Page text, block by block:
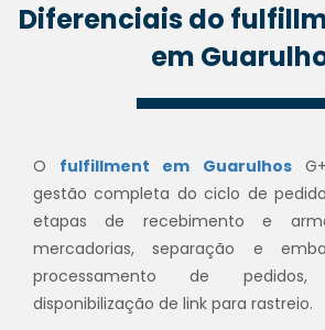
Diferenciais do
em
O fulfillment em Guarulhos
gestão completa do ciclo de
etapas de recebimento e
mercadorias, separação e
processamento de
disponibilização de link para rastreio.